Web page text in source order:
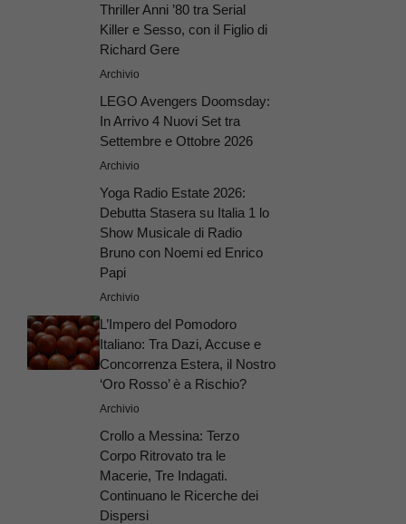
Thriller Anni ’80 tra Serial
Killer e Sesso, con il Figlio di
Richard Gere
Archivio
LEGO Avengers Doomsday:
In Arrivo 4 Nuovi Set tra
Settembre e Ottobre 2026
Archivio
Yoga Radio Estate 2026:
Debutta Stasera su Italia 1 lo
Show Musicale di Radio
Bruno con Noemi ed Enrico
Papi
Archivio
L’Impero del Pomodoro
Italiano: Tra Dazi, Accuse e
Concorrenza Estera, il Nostro
‘Oro Rosso’ è a Rischio?
Archivio
Crollo a Messina: Terzo
Corpo Ritrovato tra le
Macerie, Tre Indagati.
Continuano le Ricerche dei
Dispersi